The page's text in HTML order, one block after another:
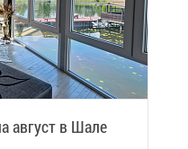
ав­густ в Ша­ле